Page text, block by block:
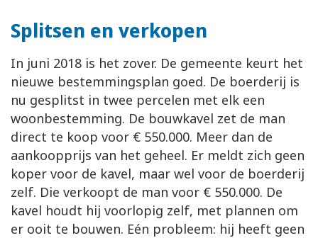
Splitsen en verkopen
In juni 2018 is het zover. De gemeente keurt het
nieuwe bestemmingsplan goed. De boerderij is
nu gesplitst in twee percelen met elk een
woonbestemming. De bouwkavel zet de man
direct te koop voor € 550.000. Meer dan de
aankoopprijs van het geheel. Er meldt zich geen
koper voor de kavel, maar wel voor de boerderij
zelf. Die verkoopt de man voor € 550.000. De
kavel houdt hij voorlopig zelf, met plannen om
er ooit te bouwen. Eén probleem: hij heeft geen